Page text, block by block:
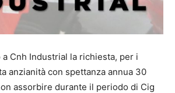
a Cnh Industrial la richiesta, per i
anzianità con spettanza annua 30
assorbire durante il periodo di Cig